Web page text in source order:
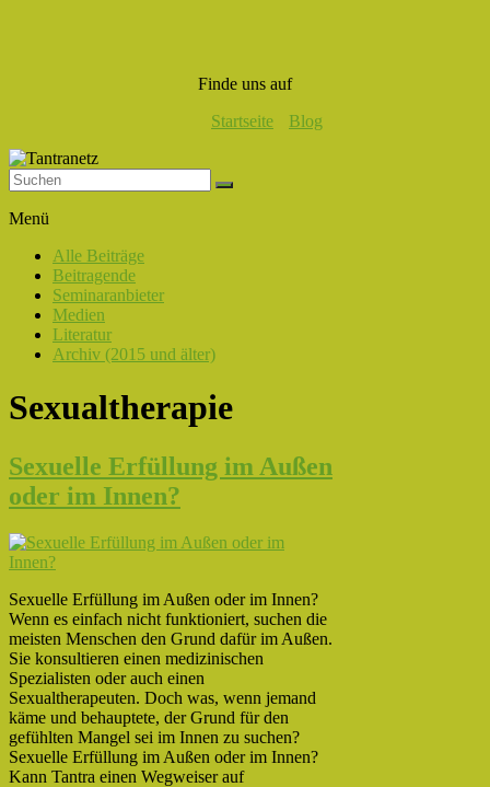
Finde uns auf
Startseite
Blog
Liebe,
Eros
Tantra
Menü
Alle Beiträge
Beitragende
Seminaranbieter
Medien
Literatur
Archiv (2015 und älter)
Sexualtherapie
Sexuelle Erfüllung im Außen
oder im Innen?
Sexuelle Erfüllung im Außen oder im Innen?
Wenn es einfach nicht funktioniert, suchen die
meisten Menschen den Grund dafür im Außen.
Sie konsultieren einen medizinischen
Spezialisten oder auch einen
Sexualtherapeuten. Doch was, wenn jemand
käme und behauptete, der Grund für den
gefühlten Mangel sei im Innen zu suchen?
Sexuelle Erfüllung im Außen oder im Innen?
Kann Tantra einen Wegweiser auf